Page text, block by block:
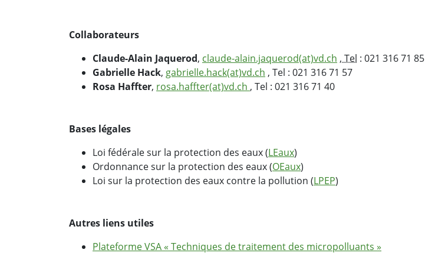
Collaborateurs
Claude-Alain Jaquerod, claude-alain.jaquerod(at)vd.ch , Tel : 021 316 71 85
Gabrielle Hack, gabrielle.hack(at)vd.ch , Tel : 021 316 71 57
Rosa Haffter, rosa.haffter(at)vd.ch , Tel : 021 316 71 40
Bases légales
Loi fédérale sur la protection des eaux (LEaux)
Ordonnance sur la protection des eaux (OEaux)
Loi sur la protection des eaux contre la pollution (LPEP)
Autres liens utiles
Plateforme VSA « Techniques de traitement des micropolluants »